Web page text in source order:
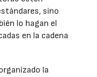
sino
lo hagan el
en la cadena
la